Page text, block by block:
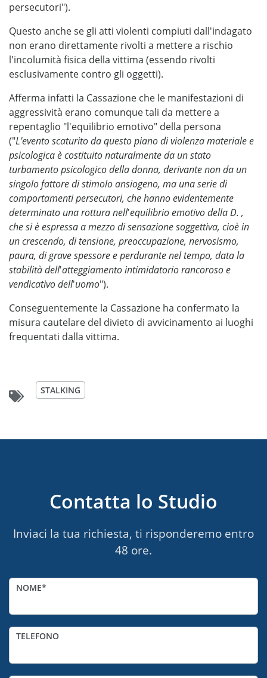
persecutori").
Questo anche se gli atti violenti compiuti dall'indagato
non erano direttamente rivolti a mettere a rischio
l'incolumità fisica della vittima (essendo rivolti
esclusivamente contro gli oggetti).
Afferma infatti la Cassazione che le manifestazioni di
aggressività erano comunque tali da mettere a
repentaglio "l'equilibrio emotivo" della persona
("L'evento scaturito da questo piano di violenza materiale e
psicologica è costituito naturalmente da un stato
turbamento psicologico della donna, derivante non da un
singolo fattore di stimolo ansiogeno, ma una serie di
comportamenti persecutori, che hanno evidentemente
determinato una rottura nell'equilibrio emotivo della D. ,
che si è espressa a mezzo di sensazione soggettiva, cioè in
un crescendo, di tensione, preoccupazione, nervosismo,
paura, di grave spessore e perdurante nel tempo, data la
stabilità dell'atteggiamento intimidatorio rancoroso e
vendicativo dell'uomo").
Conseguentemente la Cassazione ha confermato la
misura cautelare del divieto di avvicinamento ai luoghi
frequentati dalla vittima.
STALKING
Contatta lo Studio
Inviaci la tua richiesta, ti risponderemo entro
48 ore.
NOME
TELEFONO